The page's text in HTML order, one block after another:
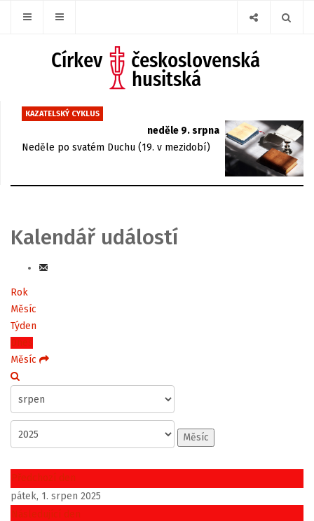
KAZATELSKÝ CYKLUS
neděle 9. srpna
Neděle po svatém Duchu (19. v mezidobí)
Kalendář událostí
Rok
Měsíc
Týden
Dnes
Měsíc
Měsíc
Předchozí den
pátek, 1. srpen 2025
Následující den